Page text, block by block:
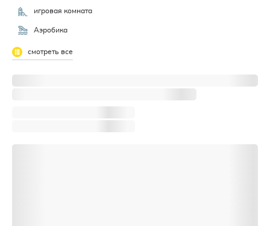
игровая комната
Аэробика
смотреть все